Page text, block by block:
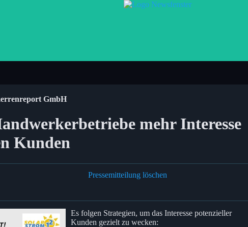
GmbH
mehr Interesse
Kunden
Pressemitteilung löschen
Es folgen Strategien, um das Interesse potenzieller
Kunden gezielt zu wecken: